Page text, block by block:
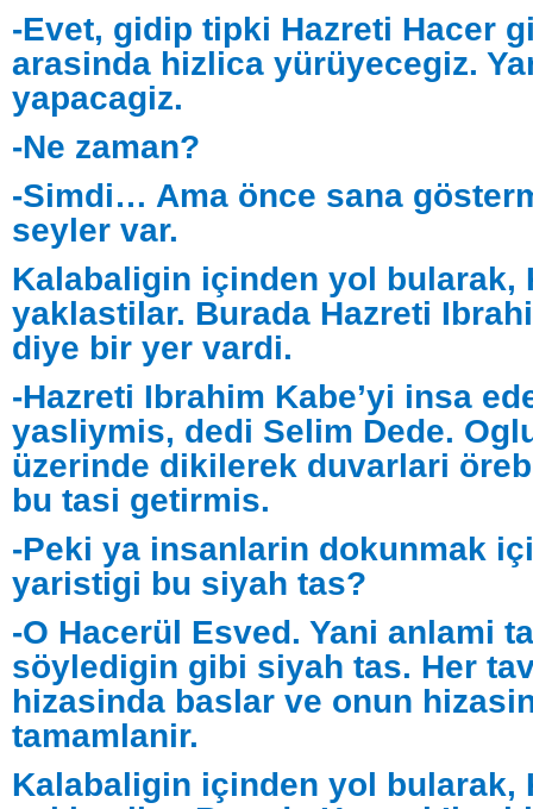
-Evet, gidip tipki Hazreti Hacer
arasinda hizlica yürüyecegiz.
yapacagiz.
-Ne zaman?
-Simdi… Ama önce sana
seyler var.
Kalabaligin içinden yol bularak,
yaklastilar. Burada Hazreti
diye bir yer vardi.
-Hazreti Ibrahim Kabe’yi insa
yasliymis, dedi Selim Dede.
üzerinde dikilerek duvarlari
bu tasi getirmis.
-Peki ya insanlarin dokunmak
yaristigi bu siyah tas?
-O Hacerül Esved. Yani anlami
söyledigin gibi siyah tas. Her
hizasinda baslar ve onun
tamamlanir.
Kalabaligin içinden yol bularak,